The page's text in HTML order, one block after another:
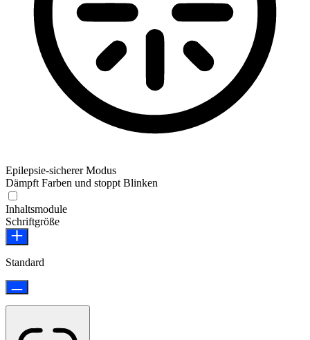
Epilepsie-sicherer Modus
Dämpft Farben und stoppt Blinken
Inhaltsmodule
Schriftgröße
Standard